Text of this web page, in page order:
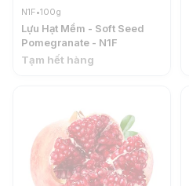
N1F•100g
Lựu Hạt Mềm - Soft Seed
Pomegranate - N1F
Tạm hết hàng